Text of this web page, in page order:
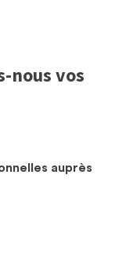
nous vos
auprès